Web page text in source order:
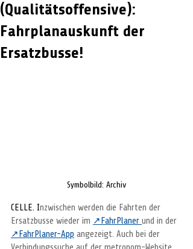
(Qualitätsoffensive):
Fahrplanauskunft der
Ersatzbusse!
Symbolbild: Archiv
CELLE. Inzwischen werden die Fahrten der
Ersatzbusse wieder im ↗FahrPlaner und in der
↗FahrPlaner-App angezeigt. Auch bei der